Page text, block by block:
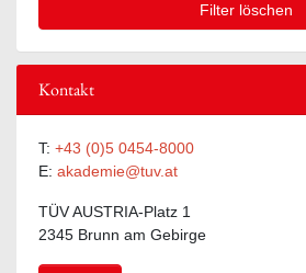
Filter löschen
Kontakt
T: +43 (0)5 0454-8000
E: akademie@tuv.at
TÜV AUSTRIA-Platz 1
2345 Brunn am Gebirge